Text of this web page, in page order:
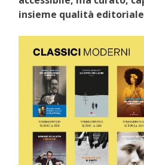
insieme qualità